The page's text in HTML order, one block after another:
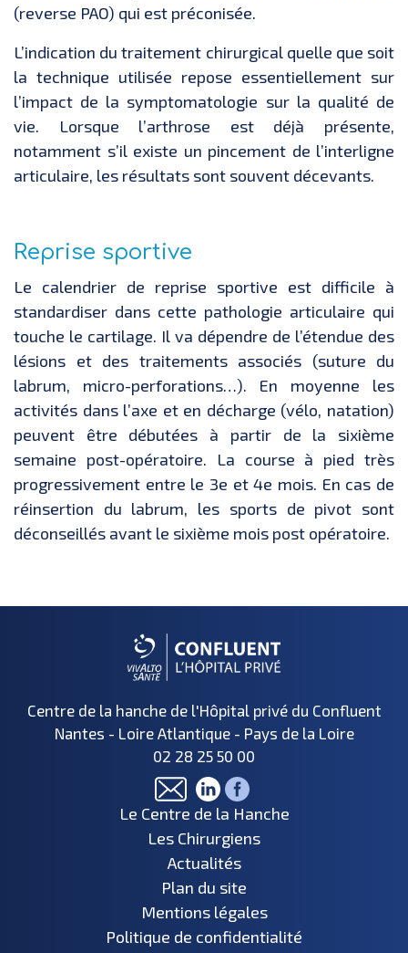
(reverse PAO) qui est préconisée.
L’indication du traitement chirurgical quelle que soit
la technique utilisée repose essentiellement sur
l’impact de la symptomatologie sur la qualité de
vie. Lorsque l’arthrose est déjà présente,
notamment s’il existe un pincement de l’interligne
articulaire, les résultats sont souvent décevants.
Reprise sportive
Le calendrier de reprise sportive est difficile à
standardiser dans cette pathologie articulaire qui
touche le cartilage. Il va dépendre de l’étendue des
lésions et des traitements associés (suture du
labrum, micro-perforations…). En moyenne les
activités dans l’axe et en décharge (vélo, natation)
peuvent être débutées à partir de la sixième
semaine post-opératoire. La course à pied très
progressivement entre le 3e et 4e mois. En cas de
réinsertion du labrum, les sports de pivot sont
déconseillés avant le sixième mois post opératoire.
Centre de la hanche de l'Hôpital privé du Confluent
Nantes - Loire Atlantique - Pays de la Loire
02 28 25 50 00
Le Centre de la Hanche
Les Chirurgiens
Actualités
Plan du site
Mentions légales
Politique de confidentialité